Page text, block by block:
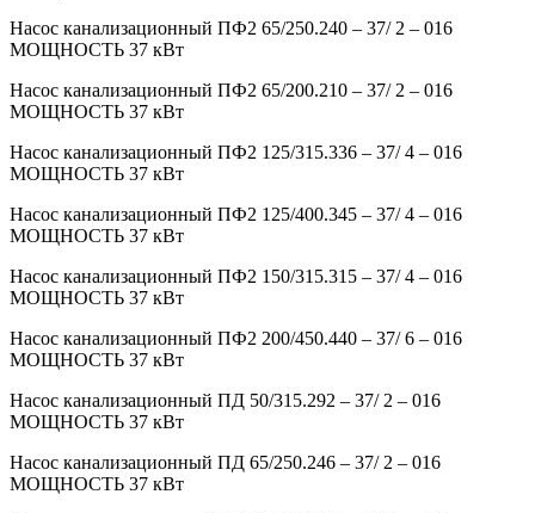
Насос канализационный ПФ2 65/250.240 – 37/ 2 – 016
МОЩНОСТЬ 37 кВт
Насос канализационный ПФ2 65/200.210 – 37/ 2 – 016
МОЩНОСТЬ 37 кВт
Насос канализационный ПФ2 125/315.336 – 37/ 4 – 016
МОЩНОСТЬ 37 кВт
Насос канализационный ПФ2 125/400.345 – 37/ 4 – 016
МОЩНОСТЬ 37 кВт
Насос канализационный ПФ2 150/315.315 – 37/ 4 – 016
МОЩНОСТЬ 37 кВт
Насос канализационный ПФ2 200/450.440 – 37/ 6 – 016
МОЩНОСТЬ 37 кВт
Насос канализационный ПД 50/315.292 – 37/ 2 – 016
МОЩНОСТЬ 37 кВт
Насос канализационный ПД 65/250.246 – 37/ 2 – 016
МОЩНОСТЬ 37 кВт